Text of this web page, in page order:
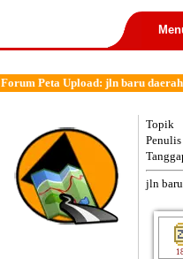
Forum Peta Upload: jln baru
Topik
Penulis
jln